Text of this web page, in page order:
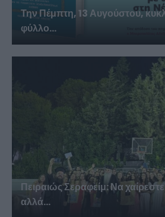
Την Πέμπτη, 13 Αυγούστου,
φύλλο...
Πειραιώς Σεραφείμ: Να
αλλά...